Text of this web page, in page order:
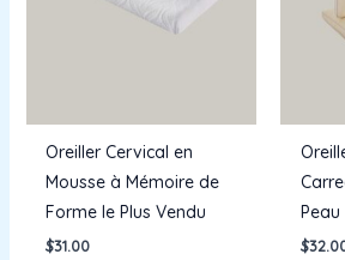
Oreiller Cervical en
Mousse à Mémoire de
Forme le Plus Vendu
$31.00
Peau
$